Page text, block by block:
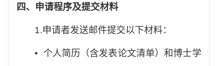
四、申请程序及提交材料
1.申请者发送邮件提交以下材料：
•
个人简历（含发表论文清单）和博士学